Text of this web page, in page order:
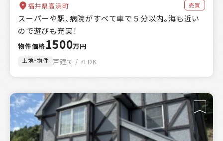
福井県高浜町 売買
スーパーや駅、病院がすべて車で５分以内。海も近い
ので遊びも充実！
物件価格1500万円
土地・物件 戸建て / 7LDK